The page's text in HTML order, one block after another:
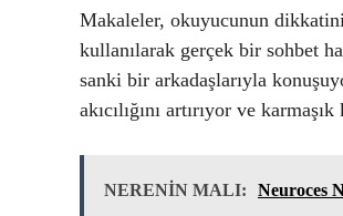
Makaleler, okuyucunun
kullanılarak gerçek bir sohbet
sanki bir arkadaşlarıyla
akıcılığını artırıyor ve
NERENİN MALI: Neuroces